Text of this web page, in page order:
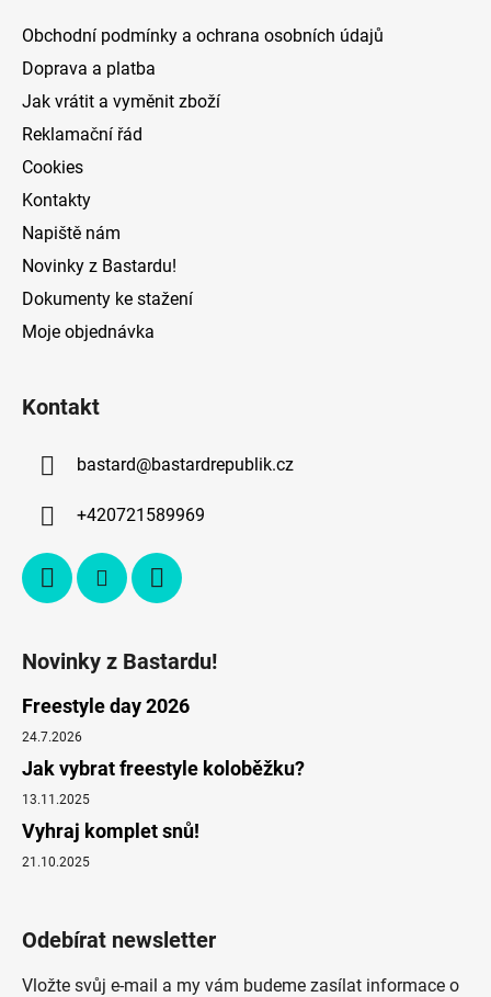
Obchodní podmínky a ochrana osobních údajů
Doprava a platba
Jak vrátit a vyměnit zboží
Reklamační řád
Cookies
Kontakty
Napiště nám
Novinky z Bastardu!
Dokumenty ke stažení
Moje objednávka
Kontakt
bastard@bastardrepublik.cz
+420721589969
Novinky z Bastardu!
Freestyle day 2026
24.7.2026
Jak vybrat freestyle koloběžku?
13.11.2025
Vyhraj komplet snů!
21.10.2025
Odebírat newsletter
Vložte svůj e-mail a my vám budeme zasílat informace o